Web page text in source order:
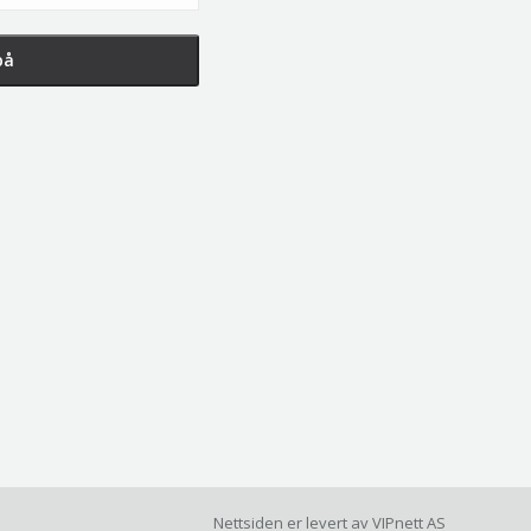
Nettsiden er levert avVIPnett AS